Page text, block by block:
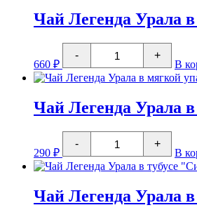
в
тубусе
женщины"
Чай Легенда Урала в
660 ₽
-
Количество
товара
Чай
Легенда
в
тубусе
+
В
Чай Легенда Урала в
290 ₽
-
Количество
товара
Чай
Легенда
в
мягкой
+
В
Чай Легенда Урала